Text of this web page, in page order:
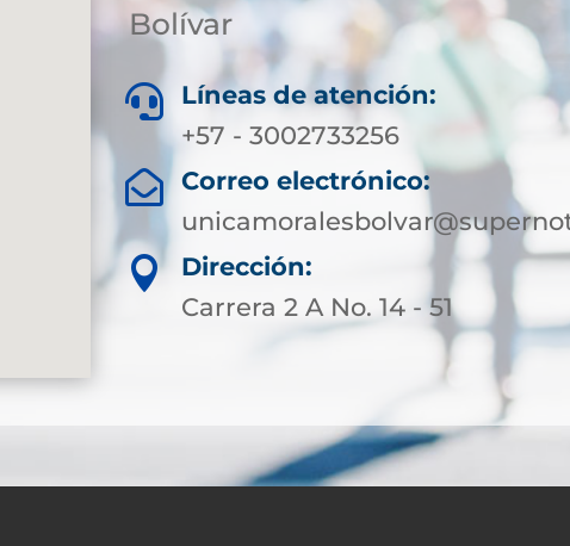
Bolívar

Líneas de atención:
+57 - 3002733256

Correo electrónico:

Dirección:
Carrera 2 A No. 14 - 51